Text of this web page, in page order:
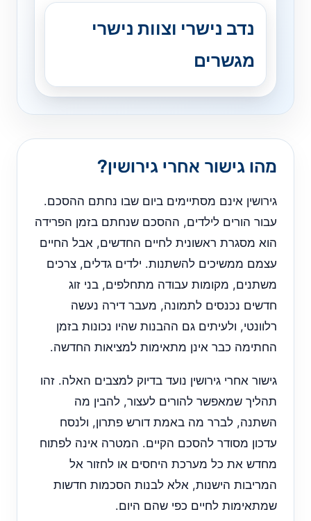
נדב נישרי וצוות נישרי
מגשרים
מהו גישור אחרי גירושין?
גירושין אינם מסתיימים ביום שבו נחתם ההסכם.
עבור הורים לילדים, ההסכם שנחתם בזמן הפרידה
הוא מסגרת ראשונית לחיים החדשים, אבל החיים
עצמם ממשיכים להשתנות. ילדים גדלים, צרכים
משתנים, מקומות עבודה מתחלפים, בני זוג
חדשים נכנסים לתמונה, מעבר דירה נעשה
רלוונטי, ולעיתים גם ההבנות שהיו נכונות בזמן
החתימה כבר אינן מתאימות למציאות החדשה.
גישור אחרי גירושין נועד בדיוק למצבים האלה. זהו
תהליך שמאפשר להורים לעצור, להבין מה
השתנה, לברר מה באמת דורש פתרון, ולנסח
עדכון מסודר להסכם הקיים. המטרה אינה לפתוח
מחדש את כל מערכת היחסים או לחזור אל
המריבות הישנות, אלא לבנות הסכמות חדשות
שמתאימות לחיים כפי שהם היום.